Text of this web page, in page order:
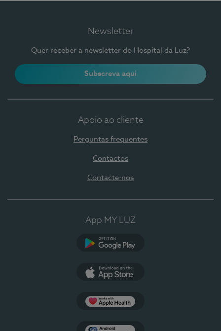
Newsletter
Quer receber a newsletter do Hospital da Luz?
Subscreva aqui
Apoio ao cliente
Perguntas frequentes
Contactos
Contacte-nos
App MY LUZ